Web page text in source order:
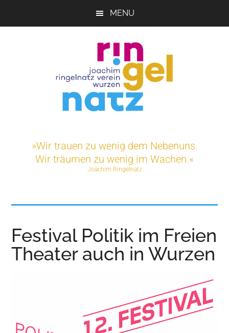
MENU
Ringelnatz-
Verein
e.V.
Projekte
in
Wurzen
»Wir trauen zu wenig dem Nebenuns.
Wir träumen zu wenig im Wachen.«
Joachim Ringelnatz
Festival Politik im Freien
Theater auch in Wurzen